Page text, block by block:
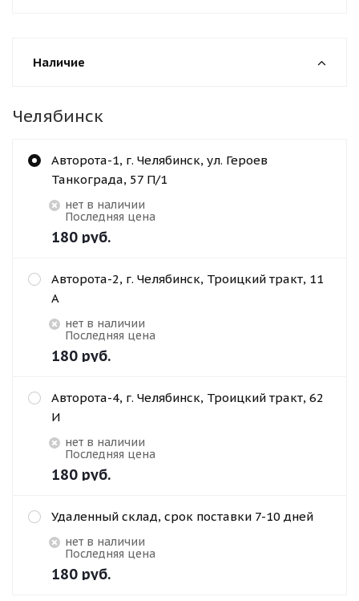
Наличие
Челябинск
Авторота-1, г. Челябинск, ул. Героев
Танкограда, 57 П/1
Нет в наличии
Последняя цена
180 руб.
Авторота-2, г. Челябинск, Троицкий тракт, 11
А
Нет в наличии
Последняя цена
180 руб.
Авторота-4, г. Челябинск, Троицкий тракт, 62
И
Нет в наличии
Последняя цена
180 руб.
Удаленный склад, срок поставки 7-10 дней
Нет в наличии
Последняя цена
180 руб.